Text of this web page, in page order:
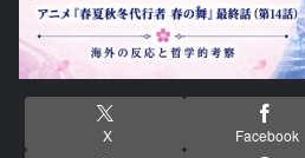
X Facebook